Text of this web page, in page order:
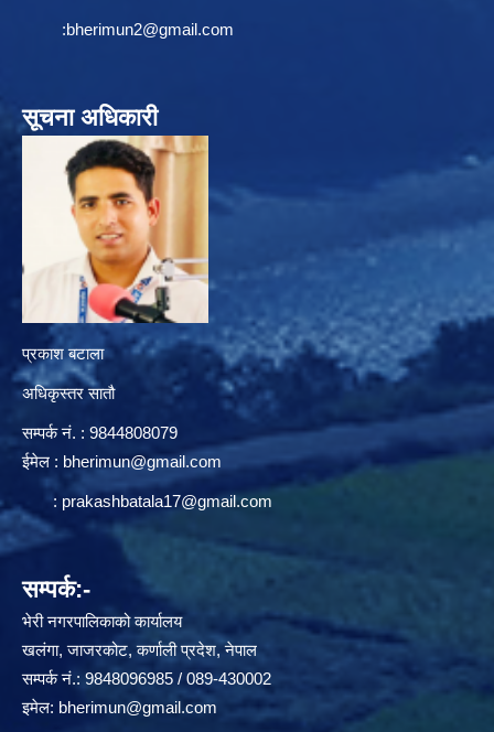
:bherimun2@gmail.com
सूचना अधिकारी
प्रकाश बटाला
अधिकृस्तर सातौ
सम्पर्क न‌ं. : 9844808079
ईमेल : bherimun@gmail.com
: prakashbatala17@gmail.com
सम्पर्क:-
भेरी नगरपालिकाको कार्यालय
खलंगा, जाजरकोट, कर्णाली प्रदेश, नेपाल
सम्पर्क नं.: 9848096985 / 089-430002
इमेल: bherimun@gmail.com